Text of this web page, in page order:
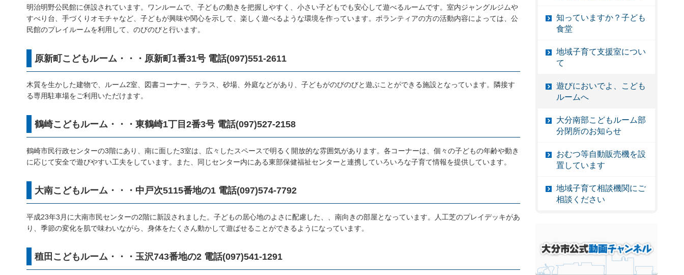
明治明野公民館に併設されています。ワンルームで、子どもの動きを把握しやすく、小さい子どもでも安心して遊べるルームです。室内ジャングルジムや
すべり台、手づくりオモチャなど、子どもが興味や関心を示して、楽しく遊べるような環境を作っています。ボランティアの方の活動内容によっては、公
民館のプレイルームを利用して、のびのびと行います。
原新町こどもルーム・・・原新町1番31号 電話(097)551-2611
木質を生かした建物で、ルーム2室、図書コーナー、テラス、砂場、外庭などがあり、子どもがのびのびと遊ぶことができる施設となっています。隣接す
る専用駐車場をご利用いただけます。
鶴崎こどもルーム・・・東鶴崎1丁目2番3号 電話(097)527-2158
鶴崎市民行政センターの3階にあり、南に面した3室は、広々したスペースで明るく開放的な雰囲気があります。各コーナーは、個々の子どもの年齢や動き
に応じて安全で遊びやすい工夫をしています。また、同じセンター内にある東部保健福祉センターと連携していろいろな子育て情報を提供しています。
大南こどもルーム・・・中戸次5115番地の1 電話(097)574-7792
平成23年3月に大南市民センターの2階に新設されました。子どもの居心地のよさに配慮した、、南向きの部屋となっています。人工芝のプレイデッキがあ
り、季節の変化を肌で味わいながら、身体をたくさん動かして遊ばせることができるようになっています。
稙田こどもルーム・・・玉沢743番地の2 電話(097)541-1291
知っていますか？子ども
食堂
地域子育て支援室につい
て
遊びにおいでよ、こども
ルームへ
大分南部こどもルーム部
分閉所のお知らせ
おむつ等自動販売機を設
置しています
地域子育て相談機関にご
相談ください